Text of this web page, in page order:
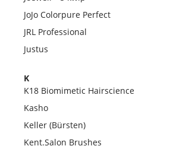
JoJo Colorpure Perfect
JRL Professional
Justus
K
K18 Biomimetic Hairscience
Kasho
Keller (Bürsten)
Kent.Salon Brushes